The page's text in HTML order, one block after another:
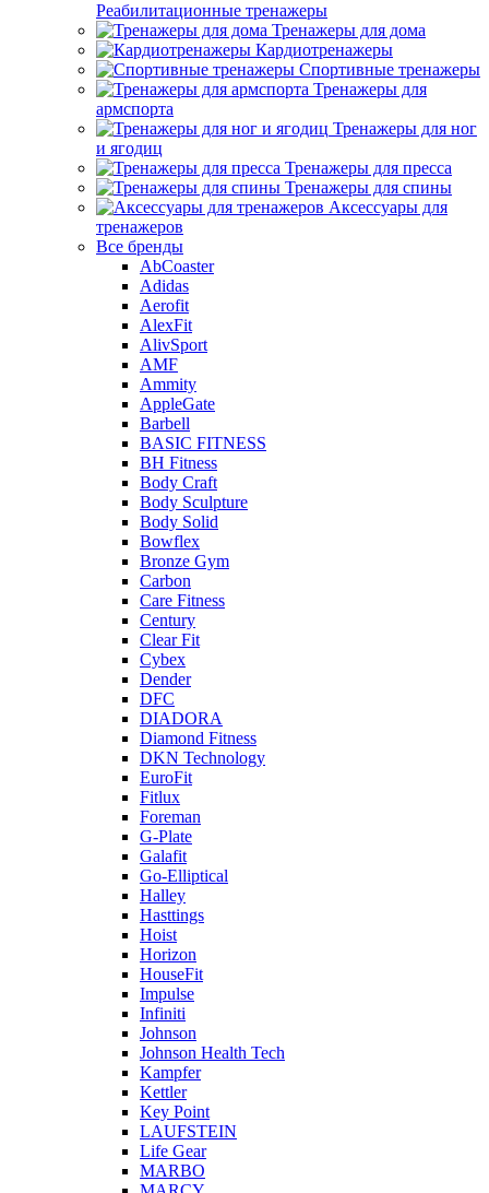
Реабилитационные тренажеры
Тренажеры для дома
Кардиотренажеры
Спортивные тренажеры
Тренажеры для
армспорта
Тренажеры для ног
и ягодиц
Тренажеры для пресса
Тренажеры для спины
Аксессуары для
тренажеров
Все бренды
AbCoaster
Adidas
Aerofit
AlexFit
AlivSport
AMF
Ammity
AppleGate
Barbell
BASIC FITNESS
BH Fitness
Body Craft
Body Sculpture
Body Solid
Bowflex
Bronze Gym
Carbon
Care Fitness
Century
Clear Fit
Cybex
Dender
DFC
DIADORA
Diamond Fitness
DKN Technology
EuroFit
Fitlux
Foreman
G-Plate
Galafit
Go-Elliptical
Halley
Hasttings
Hoist
Horizon
HouseFit
Impulse
Infiniti
Johnson
Johnson Health Tech
Kampfer
Kettler
Key Point
LAUFSTEIN
Life Gear
MARBO